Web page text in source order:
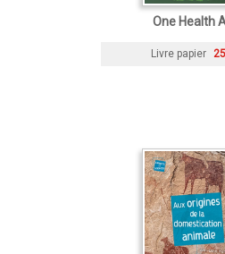
One Health
Livre papier